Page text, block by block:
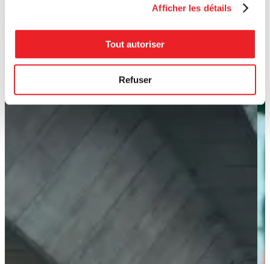
Afficher les détails
Tout autoriser
Refuser